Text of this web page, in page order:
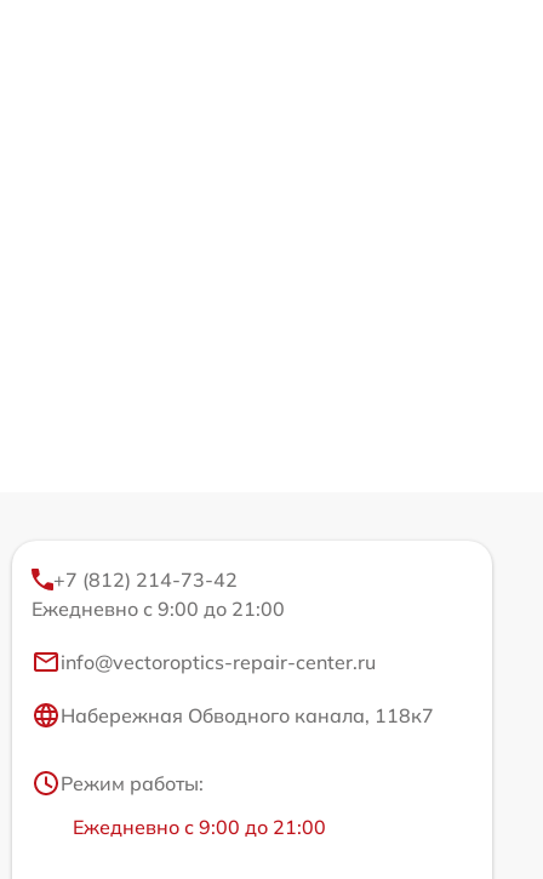
+7 (812) 214-73-42
Ежедневно с 9:00 до 21:00
info@vectoroptics-repair-center.ru
Набережная Обводного канала, 118к7
Режим работы:
Ежедневно с 9:00 до 21:00